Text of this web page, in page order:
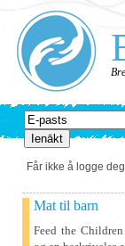
Får ikke å logge
Mat til barn
Feed the